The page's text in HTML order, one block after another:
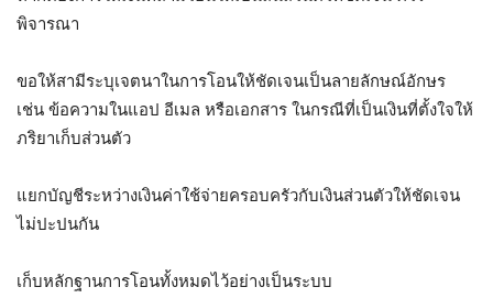
พิจารณา
ขอให้สามีระบุเจตนาในการโอนให้ชัดเจนเป็นลายลักษณ์อักษร
เช่น ข้อความในแอป อีเมล หรือเอกสาร ในกรณีที่เป็นเงินที่ตั้งใจให้
ภริยาเก็บส่วนตัว
แยกบัญชีระหว่างเงินค่าใช้จ่ายครอบครัวกับเงินส่วนตัวให้ชัดเจน
ไม่ปะปนกัน
เก็บหลักฐานการโอนทั้งหมดไว้อย่างเป็นระบบ